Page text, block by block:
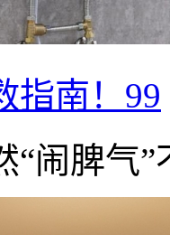
指南！99
“闹脾气